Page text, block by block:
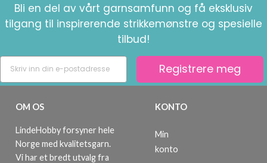
Bli en del av vårt garnsamfunn og få eksklusiv
tilgang til inspirerende strikkemønstre og spesielle
tilbud!
Registrere meg
OM OS
LindeHobby forsyner hele
Norge med kvalitetsgarn.
Vi har et bredt utvalg fra
KONTO
Min
konto